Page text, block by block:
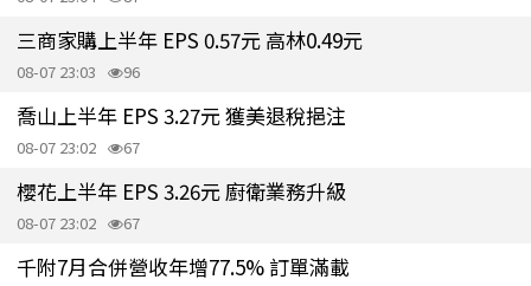
三商家購上半年 EPS 0.57元 高林0.49元
08-07 23:03 96
喬山上半年 EPS 3.27元 獲美退稅挹注
08-07 23:02 67
櫻花上半年 EPS 3.26元 廚衛業務升級
08-07 23:02 67
千附7月合併營收年增77.5% 訂單滿載